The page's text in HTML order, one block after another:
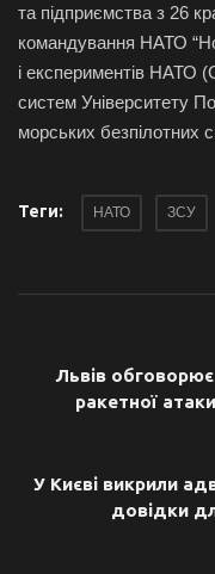
та підприємства з 26
командування НАТО
і експериментів НАТО
систем Університету
морських безпілотних
Теги: НАТО ЗСУ
Львів
ракетної
У Києві викрили
довідки